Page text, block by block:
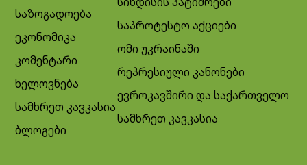
საზოგადოება
ეკონომიკა
კომენტარი
ხელოვნება
სამხრეთ კავკასია
ბლოგები
საპროტესტო აქციები
ომი უკრაინაში
რეპრესიული კანონები
ევროკავშირი და საქართველო
სამხრეთ კავკასია